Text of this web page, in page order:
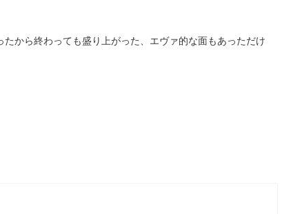
から終わっても盛り上がった、エヴァ的な面もあっただけ